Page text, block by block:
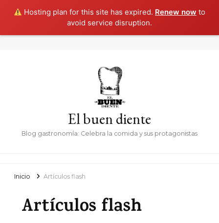
Hosting plan for this site has expired. Renew now to
avoid service disruption.
El buen diente
Blog gastronomía: Celebra la comida y sus protagonistas
Inicio Artículos flash
Artículos flash